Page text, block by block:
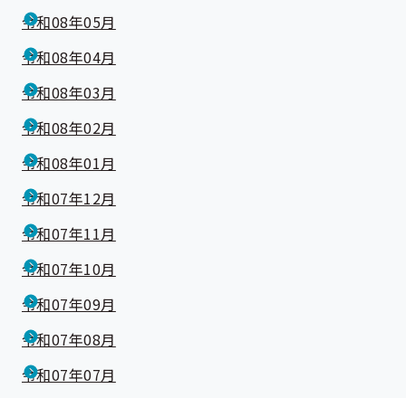
令和08年05月
令和08年04月
令和08年03月
令和08年02月
令和08年01月
令和07年12月
令和07年11月
令和07年10月
令和07年09月
令和07年08月
令和07年07月